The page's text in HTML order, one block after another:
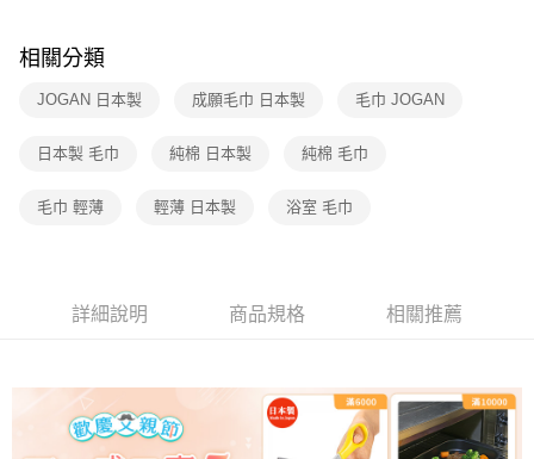
相關分類
JOGAN 日本製 成願毛巾 日本製 毛巾 JOGAN
日本製 毛巾 純棉 日本製 純棉 毛巾
毛巾 輕薄 輕薄 日本製 浴室 毛巾
詳細說明 商品規格 相關推薦